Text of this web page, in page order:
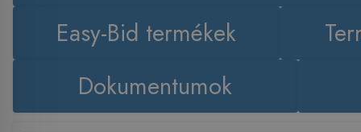
Easy-Bid termékek
Dokumentumok